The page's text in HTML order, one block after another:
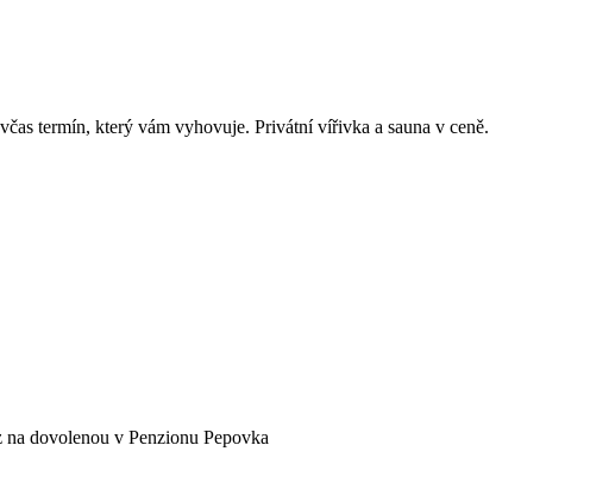
termín, který vám vyhovuje. Privátní vířivka a sauna v ceně.
dovolenou v Penzionu Pepovka